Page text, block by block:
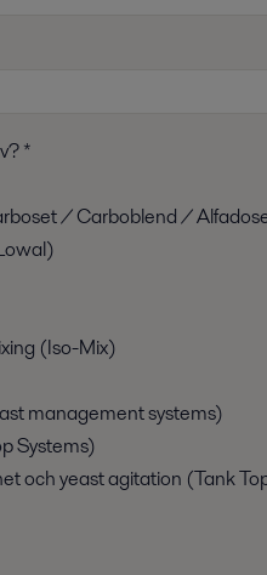
*
/ Carboblend /
(Iso-Mix)
management systems)
Systems)
och yeast agitation (Tank